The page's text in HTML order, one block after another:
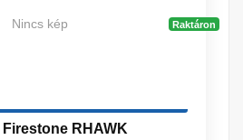
Raktáron
Nincs kép
Firestone RHAWK